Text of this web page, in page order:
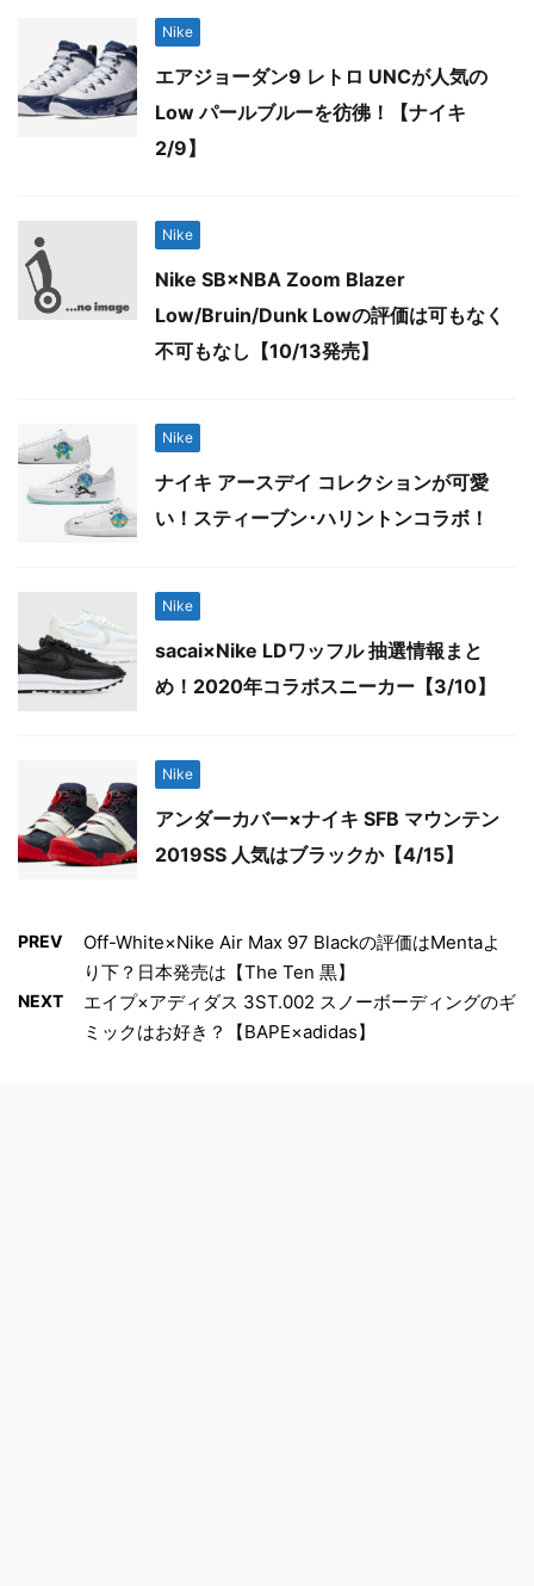
Nike
エアジョーダン9 レトロ UNCが人気の
Low パールブルーを彷彿！【ナイキ
2/9】
Nike
Nike SB×NBA Zoom Blazer
Low/Bruin/Dunk Lowの評価は可もなく
不可もなし【10/13発売】
Nike
ナイキ アースデイ コレクションが可愛
い！スティーブン･ハリントンコラボ！
Nike
sacai×Nike LDワッフル 抽選情報まと
め！2020年コラボスニーカー【3/10】
Nike
アンダーカバー×ナイキ SFB マウンテン
2019SS 人気はブラックか【4/15】
PREV
Off-White×Nike Air Max 97 Blackの評価はMentaよ
り下？日本発売は【The Ten 黒】
NEXT
エイプ×アディダス 3ST.002 スノーボーディングのギ
ミックはお好き？【BAPE×adidas】